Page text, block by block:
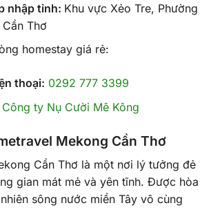
nhập tỉnh: Khu vực Xẻo Tre, Phường
Thơ
homestay giá rẻ:
thoại: 0292 777 3399
Công ty Nụ Cười Mê Kông
Mekong Cần Thơ
Cần Thơ là một nơi lý tưởng đẻ
gian mát mẻ và yên tĩnh. Được hòa
sông nước miền Tây vô cùng